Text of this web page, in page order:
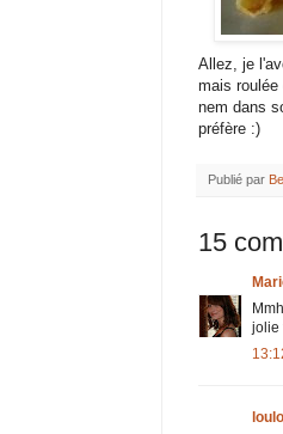
Allez, je
mais roulée
nem dans
préfère :)
Publié par
15
jolie